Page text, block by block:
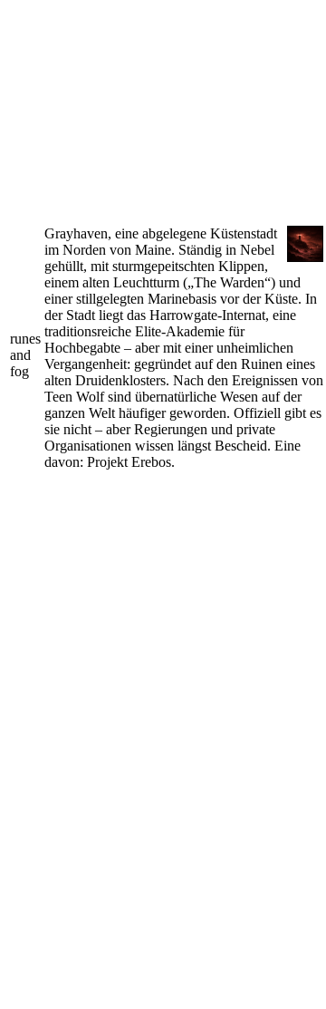
runes
and
fog
Grayhaven, eine abgelegene Küstenstadt
im Norden von Maine. Ständig in Nebel
gehüllt, mit sturmgepeitschten Klippen,
einem alten Leuchtturm („The Warden“) und
einer stillgelegten Marinebasis vor der Küste. In
der Stadt liegt das Harrowgate-Internat, eine
traditionsreiche Elite-Akademie für
Hochbegabte – aber mit einer unheimlichen
Vergangenheit: gegründet auf den Ruinen eines
alten Druidenklosters. Nach den Ereignissen von
Teen Wolf sind übernatürliche Wesen auf der
ganzen Welt häufiger geworden. Offiziell gibt es
sie nicht – aber Regierungen und private
Organisationen wissen längst Bescheid. Eine
davon: Projekt Erebos.